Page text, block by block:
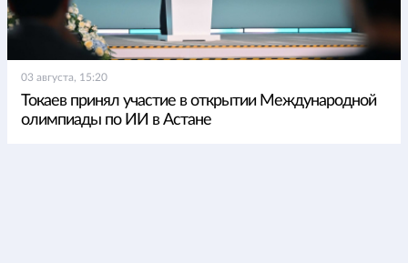
03 августа, 15:20
Токаев принял участие в открытии Международной
олимпиады по ИИ в Астане